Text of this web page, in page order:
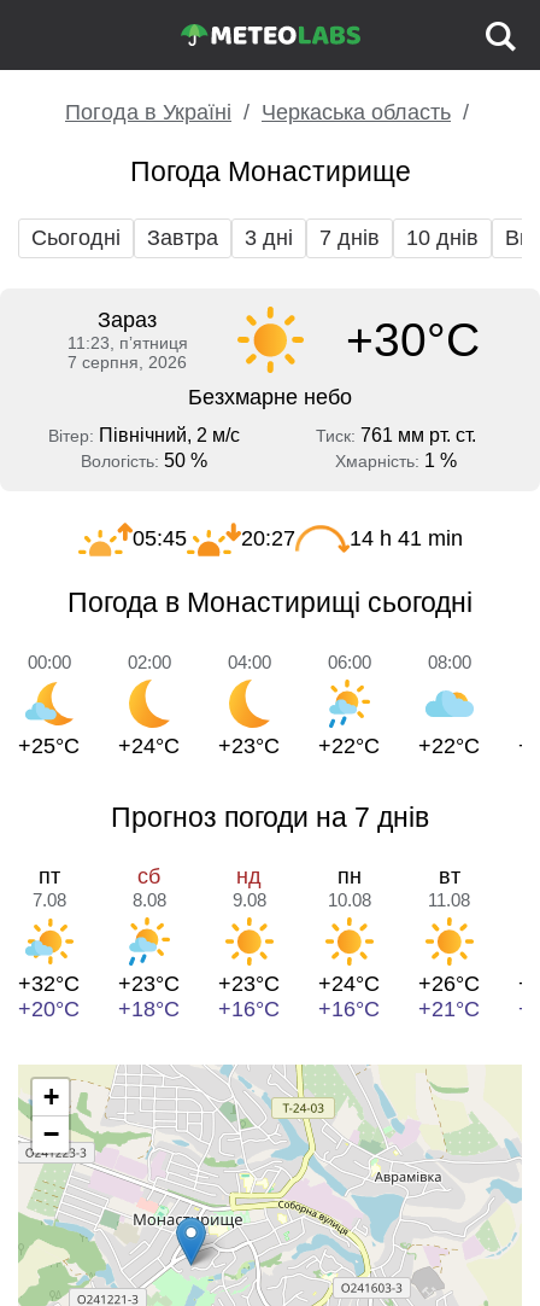
Погода в Україні Черкаська область
Погода Монастирище
Сьогодні Завтра 3 дні 7 днів 10 днів
Зараз
11:23, пʼятниця
7 серпня, 2026
+30°C
Безхмарне небо
Вітер: Північний, 2 м/с Тиск: 761 мм рт. ст.
Вологість: 50 % Хмарність: 1 %
05:45 20:27 14 h 41 min
Погода в Монастирищі сьогодні
00:00
+25°C
02:00
+24°C
04:00
+23°C
06:00
+22°C
08:00
+22°C
Прогноз погоди на 7 днів
пт
7.08
+32°C
+20°C
сб
8.08
+23°C
+18°C
нд
9.08
+23°C
+16°C
пн
10.08
+24°C
+16°C
вт
11.08
+26°C
+21°C
+
−